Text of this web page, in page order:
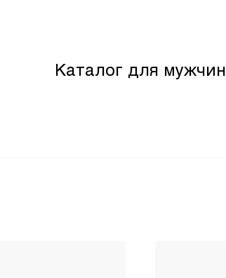
Каталог для мужчин